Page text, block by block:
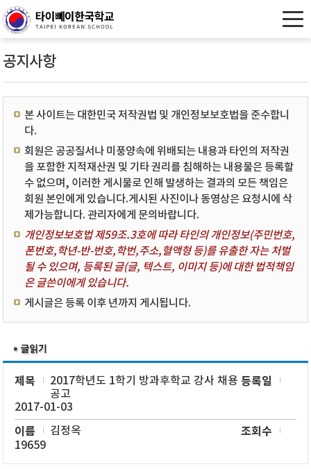
공지사항
본 사이트는 대한민국 저작권법 및 개인정보보호법을 준수합니
다.
회원은 공공질서나 미풍양속에 위배되는 내용과 타인의 저작권
을 포함한 지적재산권 및 기타 권리를 침해하는 내용물은 등록할
수 없으며, 이러한 게시물로 인해 발생하는 결과의 모든 책임은
회원 본인에게 있습니다.게시된 사진이나 동영상은 요청시에 삭
제가능합니다. 관리자에게 문의바랍니다.
개인정보보호법 제59조.3호에 따라 타인의 개인정보(주민번호,
폰번호,학년-반-번호,학번,주소,혈액형 등)를 유출한 자는 처벌
될 수 있으며, 등록된 글(글, 텍스트, 이미지 등)에 대한 법적책임
은 글쓴이에게 있습니다.
게시글은 등록 이후 년까지 게시됩니다.
제목
2017학년도 1학기 방과후학교 강사 채용
공고
등록일
2017-01-03
이름 김정옥 조회수
19659